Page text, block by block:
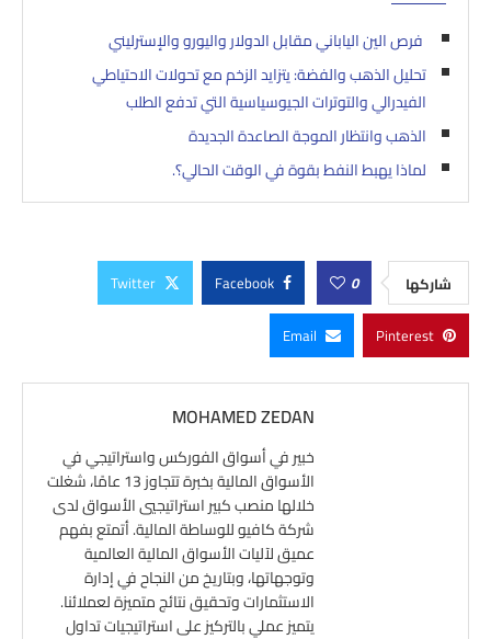
فرص الين الياباني مقابل الدولار واليورو والإسترليني
تحليل الذهب والفضة: يتزايد الزخم مع تحولات الاحتياطي
الفيدرالي والتوترات الجيوسياسية التي تدفع الطلب
الذهب وانتظار الموجة الصاعدة الجديدة
لماذا يهبط النفط بقوة في الوقت الحالي؟.
شاركها 0
Facebook
Twitter
Pinterest
Email
MOHAMED ZEDAN
خبير في أسواق الفوركس واستراتيجي في
الأسواق المالية بخبرة تتجاوز 13 عامًا، شغلت
خلالها منصب كبير استراتيجيي الأسواق لدى
شركة كافيو للوساطة المالية. أتمتع بفهم
عميق لآليات الأسواق المالية العالمية
وتوجهاتها، وبتاريخ من النجاح في إدارة
الاستثمارات وتحقيق نتائج متميزة لعملائنا.
يتميز عملي بالتركيز على استراتيجيات تداول